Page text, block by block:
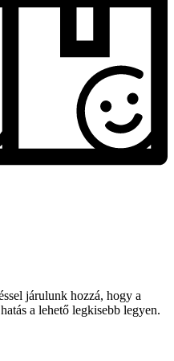
járulunk hozzá, hogy a
a lehető legkisebb legyen.